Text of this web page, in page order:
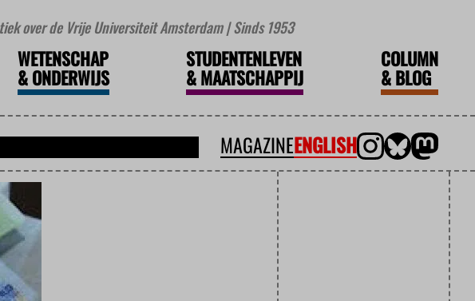
over de Vrije Universiteit Amsterdam | Sinds 1953
WETENSCHAP
&ONDERWIJS
STUDENTENLEVEN
&MAATSCHAPPIJ
COLUMN
&BLOG
MAGAZINEENGLISH